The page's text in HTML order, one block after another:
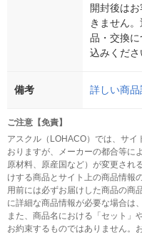
開封後は
きません
品・交換
込みくださ
備考 詳しい商品
ご注意【免責】
アスクル（LOHACO）では、サ
おりますが、メーカーの都合等に
原材料、原産国など）が変更され
けする商品とサイト上の商品情報
用前には必ずお届けした商品の商
に詳細な商品情報が必要な場合は
また、商品名における「セット」
お約束するものではありません。